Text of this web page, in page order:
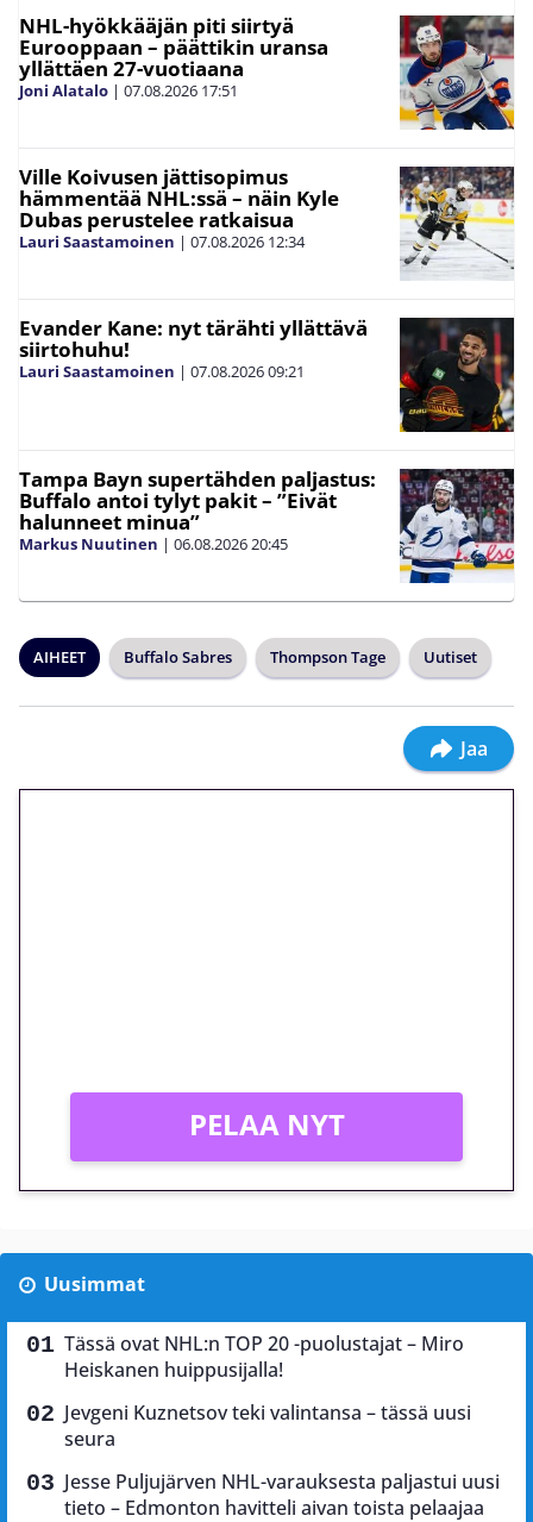
NHL-hyökkääjän piti siirtyä
Eurooppaan – päättikin uransa
yllättäen 27-vuotiaana
Joni Alatalo | 07.08.2026 17:51
Ville Koivusen jättisopimus
hämmentää NHL:ssä – näin Kyle
Dubas perustelee ratkaisua
Lauri Saastamoinen | 07.08.2026 12:34
Evander Kane: nyt tärähti yllättävä
siirtohuhu!
Lauri Saastamoinen | 07.08.202609:21
Tampa Bayn supertähden paljastus:
Buffalo antoi tylyt pakit – ”Eivät
halunneet minua”
Markus Nuutinen | 06.08.202620:45
AIHEET Buffalo Sabres Thompson Tage Uutiset
Jaa
PELAA NYT
Uusimmat
Tässä ovat NHL:n TOP 20 -puolustajat – Miro
Heiskanen huippusijalla!
Jevgeni Kuznetsov teki valintansa – tässä uusi
seura
Jesse Puljujärven NHL-varauksesta paljastui uusi
tieto – Edmonton havitteli aivan toista pelaajaa